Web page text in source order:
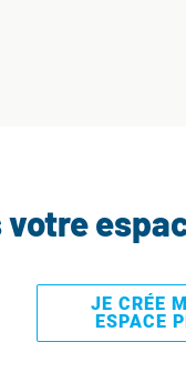
JE CRÉE
ESPACE